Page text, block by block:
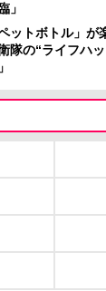
」
ットボトル」
隊の“ライフハ